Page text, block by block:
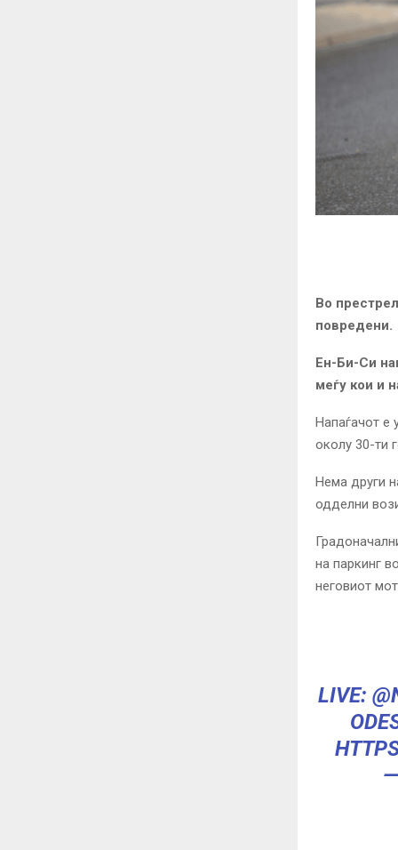
Во
повредени.
Ен-Би-Си
меѓу кои и
Напаѓачот е
околу 30-ти
Нема други
одделни
на паркинг
неговиот
LIVE: